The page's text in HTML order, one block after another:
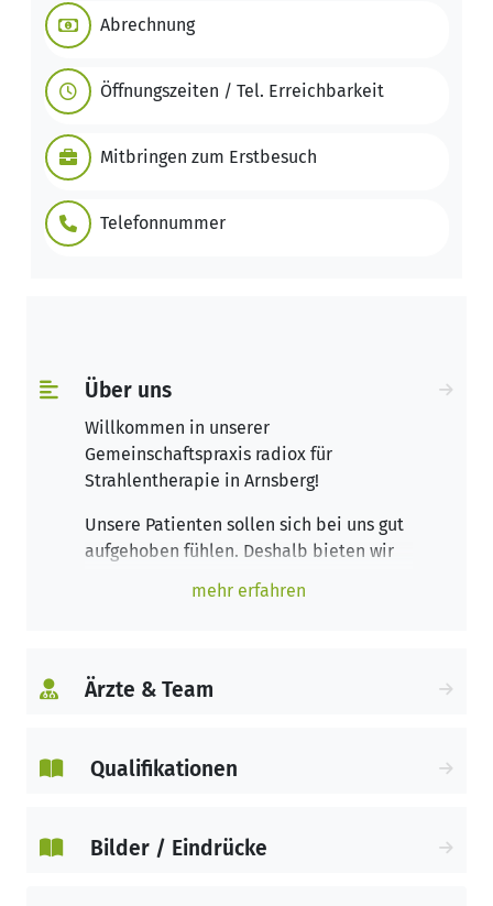
Abrechnung
Öffnungszeiten / Tel. Erreichbarkeit
Mitbringen zum Erstbesuch
Telefonnummer
Über uns
Willkommen in unserer
Gemeinschaftspraxis radiox für
Strahlentherapie in Arnsberg!
Unsere Patienten sollen sich bei uns gut
aufgehoben fühlen. Deshalb bieten wir
Versorgung an und achten auf eine
Zentrum werden alle wesentlichen
angeboten und durchgeführt. Kernstück
Generation.
mehr erfahren
Ärzte & Team
Qualifikationen
Bilder / Eindrücke